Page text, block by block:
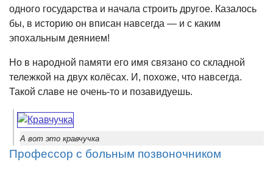
одного государства и начала строить другое. Казалось
бы, в историю он вписан навсегда — и с каким
эпохальным деянием!
Но в народной памяти его имя связано со складной
тележкой на двух колёсах. И, похоже, что навсегда.
Такой славе не очень-то и позавидуешь.
А вот это кравчучка
Профессор с больным позвоночником